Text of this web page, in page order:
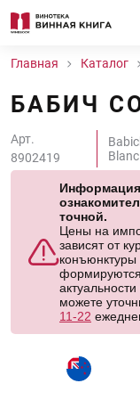
Главная Каталог
БАБИЧ
Арт.
8902419
Blanc
точной.
Цены на
зависят от
можете
11-22